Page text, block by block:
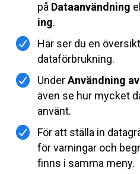
på Dataanvändning
ing.
Här ser du en
dataförbrukning.
UnderAnvändning
även se hur mycket
använt.
För att ställa in
för varningar och
finns i samma meny.